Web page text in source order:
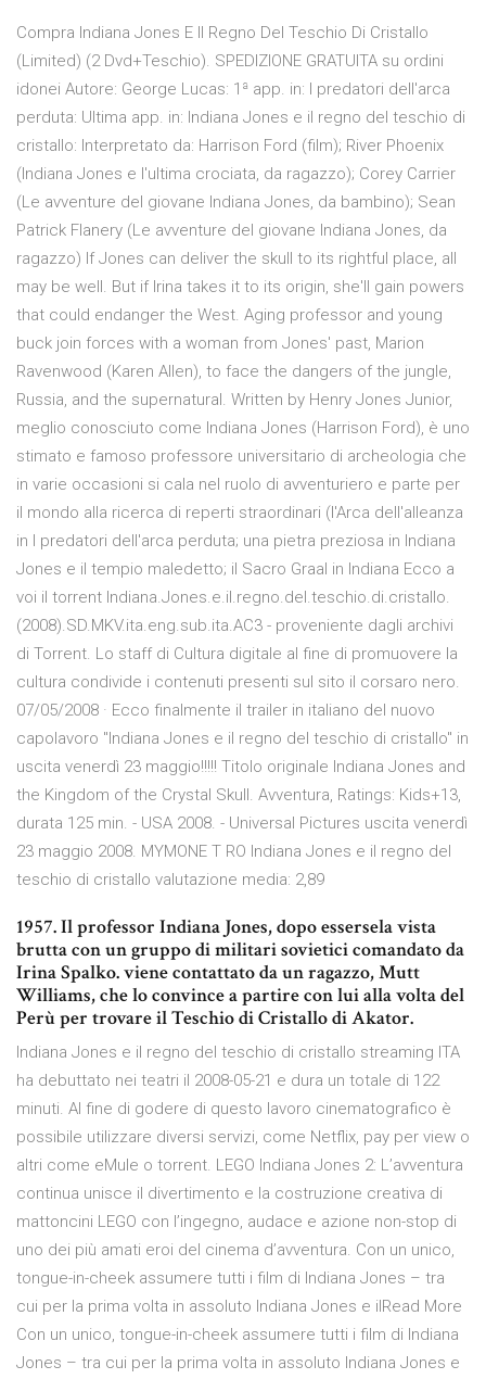
Compra Indiana Jones E Il Regno Del Teschio Di Cristallo
(Limited) (2 Dvd+Teschio). SPEDIZIONE GRATUITA su ordini
idonei Autore: George Lucas: 1ª app. in: I predatori dell'arca
perduta: Ultima app. in: Indiana Jones e il regno del teschio di
cristallo: Interpretato da: Harrison Ford (film); River Phoenix
(Indiana Jones e l'ultima crociata, da ragazzo); Corey Carrier
(Le avventure del giovane Indiana Jones, da bambino); Sean
Patrick Flanery (Le avventure del giovane Indiana Jones, da
ragazzo) If Jones can deliver the skull to its rightful place, all
may be well. But if Irina takes it to its origin, she'll gain powers
that could endanger the West. Aging professor and young
buck join forces with a woman from Jones' past, Marion
Ravenwood (Karen Allen), to face the dangers of the jungle,
Russia, and the supernatural. Written by Henry Jones Junior,
meglio conosciuto come Indiana Jones (Harrison Ford), è uno
stimato e famoso professore universitario di archeologia che
in varie occasioni si cala nel ruolo di avventuriero e parte per
il mondo alla ricerca di reperti straordinari (l'Arca dell'alleanza
in I predatori dell'arca perduta; una pietra preziosa in Indiana
Jones e il tempio maledetto; il Sacro Graal in Indiana Ecco a
voi il torrent Indiana.Jones.e.il.regno.del.teschio.di.cristallo.
(2008).SD.MKV.ita.eng.sub.ita.AC3 - proveniente dagli archivi
di Torrent. Lo staff di Cultura digitale al fine di promuovere la
cultura condivide i contenuti presenti sul sito il corsaro nero.
07/05/2008 · Ecco finalmente il trailer in italiano del nuovo
capolavoro "Indiana Jones e il regno del teschio di cristallo" in
uscita venerdì 23 maggio!!!!! Titolo originale Indiana Jones and
the Kingdom of the Crystal Skull. Avventura, Ratings: Kids+13,
durata 125 min. - USA 2008. - Universal Pictures uscita venerdì
23 maggio 2008. MYMONE T RO Indiana Jones e il regno del
teschio di cristallo valutazione media: 2,89
1957. Il professor Indiana Jones, dopo essersela vista
brutta con un gruppo di militari sovietici comandato da
Irina Spalko. viene contattato da un ragazzo, Mutt
Williams, che lo convince a partire con lui alla volta del
Perù per trovare il Teschio di Cristallo di Akator.
Indiana Jones e il regno del teschio di cristallo streaming ITA
ha debuttato nei teatri il 2008-05-21 e dura un totale di 122
minuti. Al fine di godere di questo lavoro cinematografico è
possibile utilizzare diversi servizi, come Netflix, pay per view o
altri come eMule o torrent. LEGO Indiana Jones 2: L’avventura
continua unisce il divertimento e la costruzione creativa di
mattoncini LEGO con l’ingegno, audace e azione non-stop di
uno dei più amati eroi del cinema d’avventura. Con un unico,
tongue-in-cheek assumere tutti i film di Indiana Jones – tra
cui per la prima volta in assoluto Indiana Jones e ilRead More
Con un unico, tongue-in-cheek assumere tutti i film di Indiana
Jones – tra cui per la prima volta in assoluto Indiana Jones e